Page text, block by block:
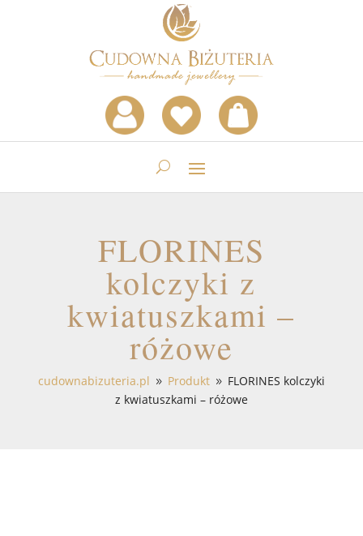
FLORINES
kolczyki z
kwiatuszkami –
różowe
cudownabizuteria.pl 9 Produkt 9 FLORINES kolczyki
z kwiatuszkami – różowe